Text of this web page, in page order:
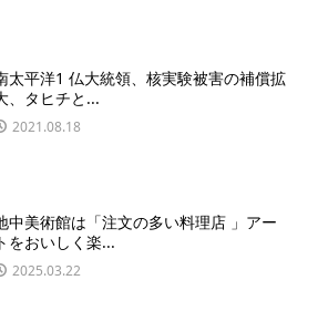
太平洋1 仏大統領、核実験被害の補償拡
、タヒチと...
2021.08.18
中美術館は「注文の多い料理店 」アー
トをおいしく楽...
2025.03.22